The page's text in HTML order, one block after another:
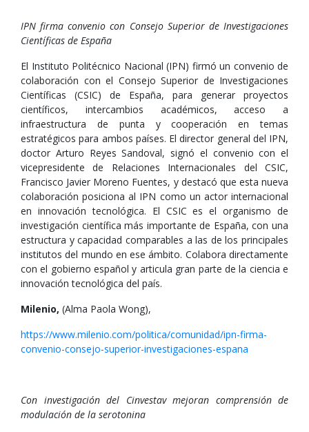
IPN firma convenio con Consejo Superior de Investigaciones
Científicas de España
El Instituto Politécnico Nacional (IPN) firmó un convenio de
colaboración con el Consejo Superior de Investigaciones
Científicas (CSIC) de España, para generar proyectos
científicos, intercambios académicos, acceso a
infraestructura de punta y cooperación en temas
estratégicos para ambos países. El director general del IPN,
doctor Arturo Reyes Sandoval, signó el convenio con el
vicepresidente de Relaciones Internacionales del CSIC,
Francisco Javier Moreno Fuentes, y destacó que esta nueva
colaboración posiciona al IPN como un actor internacional
en innovación tecnológica. El CSIC es el organismo de
investigación científica más importante de España, con una
estructura y capacidad comparables a las de los principales
institutos del mundo en ese ámbito. Colabora directamente
con el gobierno español y articula gran parte de la ciencia e
innovación tecnológica del país.
Milenio, (Alma Paola Wong),
https://www.milenio.com/politica/comunidad/ipn-firma-
convenio-consejo-superior-investigaciones-espana
Con investigación del Cinvestav mejoran comprensión de
modulación de la serotonina